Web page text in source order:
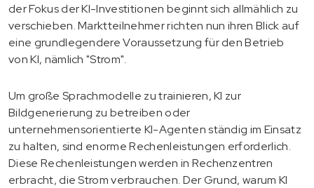
der Fokus der KI-Investitionen beginnt sich allmählich zu
verschieben. Marktteilnehmer richten nun ihren Blick auf
eine grundlegendere Voraussetzung für den Betrieb
von KI, nämlich "Strom".
Um große Sprachmodelle zu trainieren, KI zur
Bildgenerierung zu betreiben oder
unternehmensorientierte KI-Agenten ständig im Einsatz
zu halten, sind enorme Rechenleistungen erforderlich.
Diese Rechenleistungen werden in Rechenzentren
erbracht, die Strom verbrauchen. Der Grund, warum KI